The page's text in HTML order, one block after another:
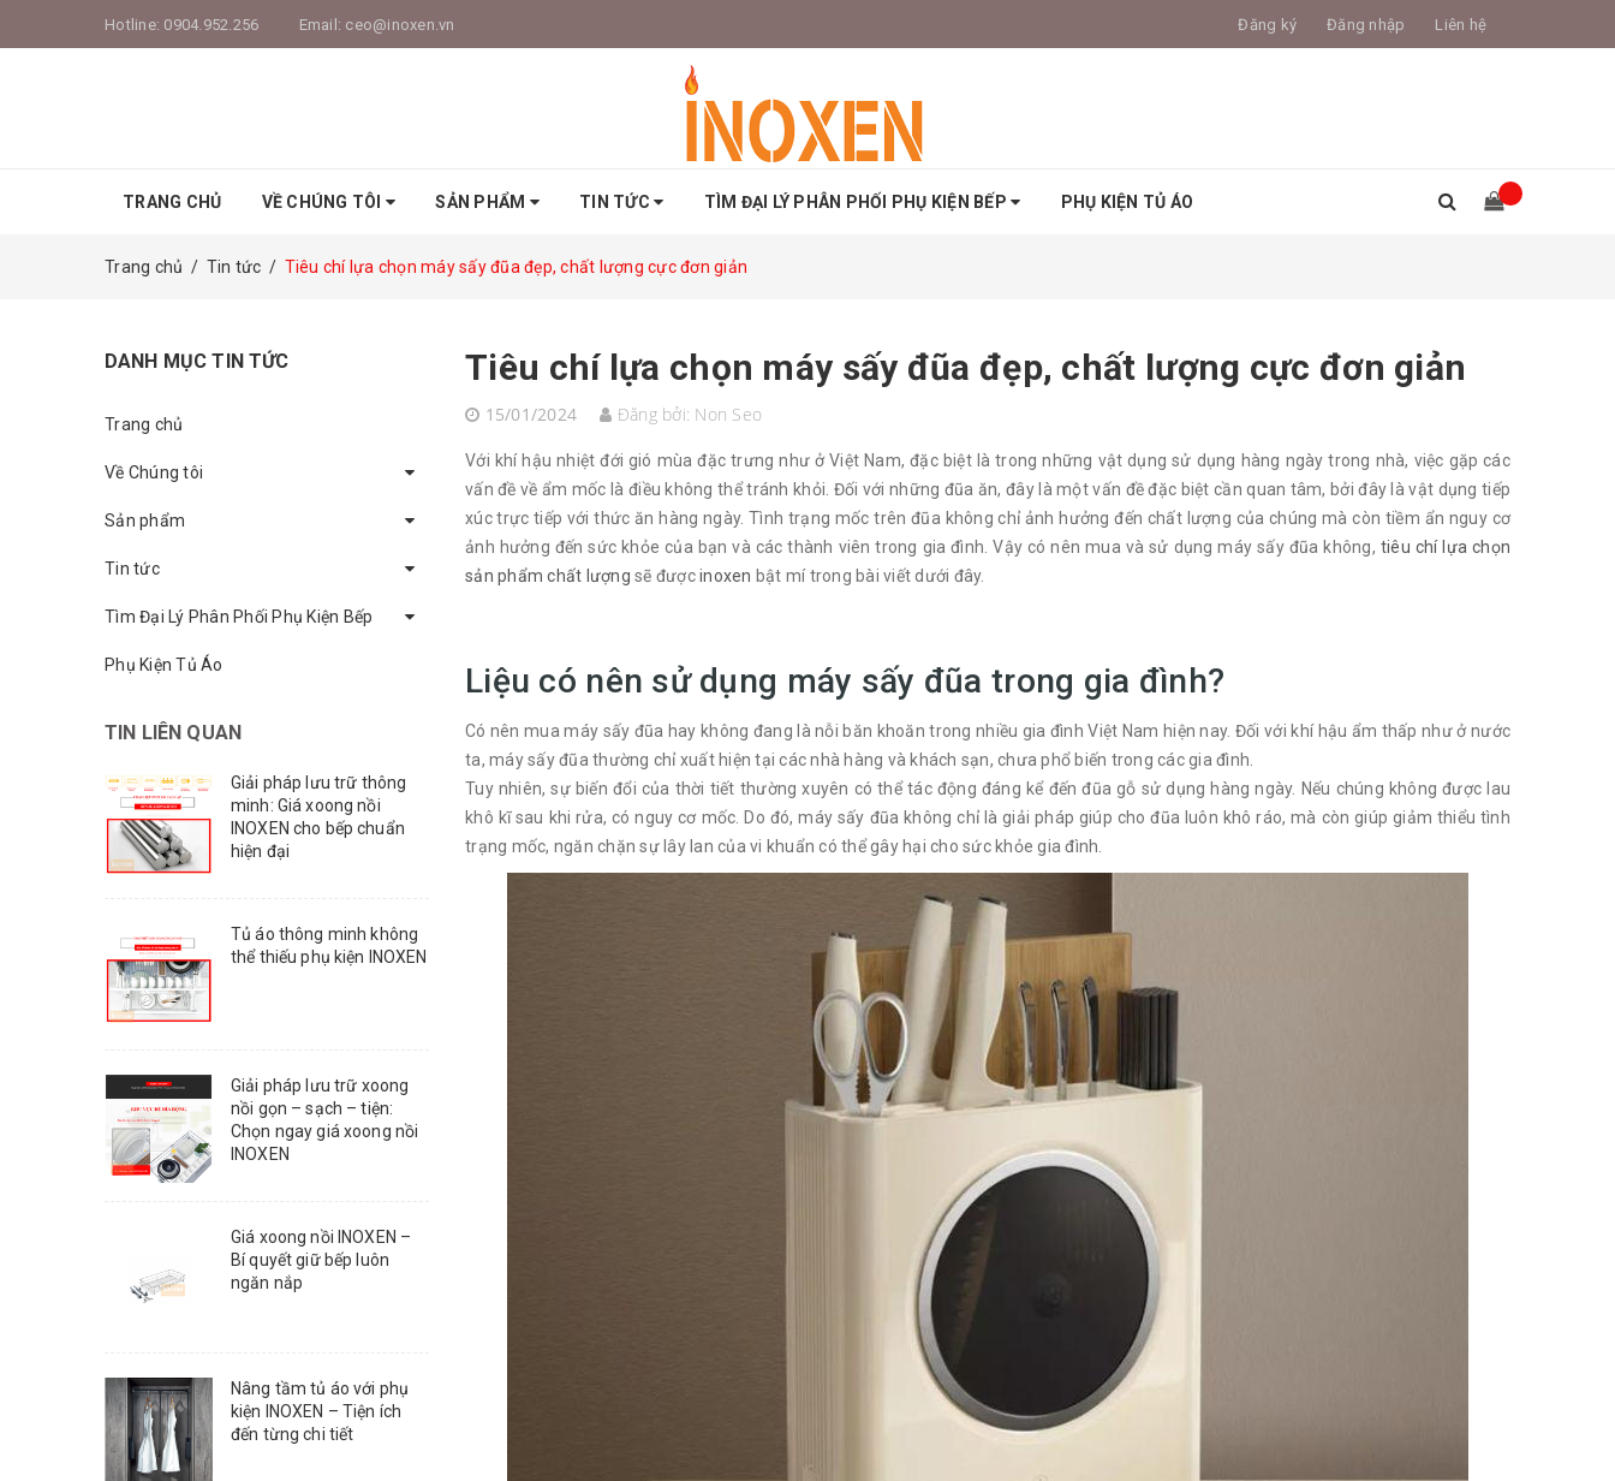
Hotline: 0904.952.256 Email: ceo@inoxen.vn Đăng ký Đăng nhập Liên hệ
TRANG CHỦ VỀ CHÚNG TÔI SẢN PHẨM TIN TỨC TÌM ĐẠI LÝ PHÂN PHỐI PHỤ KIỆN BẾP PHỤ KIỆN TỦ ÁO
Trang chủ / Tin tức / Tiêu chí lựa chọn máy sấy đũa đẹp, chất lượng cực đơn giản
Tiêu chí lựa chọn máy sấy đũa đẹp, chất lượng cực đơn giản
15/01/2024 Đăng bởi: Non Seo
Với khí hậu nhiệt đới gió mùa đặc trưng như ở Việt Nam, đặc biệt là trong những vật dụng sử dụng hàng ngày trong nhà, việc gặp các
vấn đề về ẩm mốc là điều không thể tránh khỏi. Đối với những đũa ăn, đây là một vấn đề đặc biệt cần quan tâm, bởi đây là vật dụng tiếp
xúc trực tiếp với thức ăn hàng ngày. Tình trạng mốc trên đũa không chỉ ảnh hưởng đến chất lượng của chúng mà còn tiềm ẩn nguy cơ
ảnh hưởng đến sức khỏe của bạn và các thành viên trong gia đình. Vậy có nên mua và sử dụng máy sấy đũa không, tiêu chí lựa chọn
sản phẩm chất lượng sẽ đượcinoxen bật mí trong bài viết dưới đây.
Liệu có nên sử dụng máy sấy đũa trong gia đình?
Có nên mua máy sấy đũa hay không đang là nỗi băn khoăn trong nhiều gia đình Việt Nam hiện nay. Đối với khí hậu ẩm thấp như ở nước
ta, máy sấy đũa thường chỉ xuất hiện tại các nhà hàng và khách sạn, chưa phổ biến trong các gia đình.
Tuy nhiên, sự biến đổi của thời tiết thường xuyên có thể tác động đáng kể đến đũa gỗ sử dụng hàng ngày. Nếu chúng không được lau
khô kĩ sau khi rửa, có nguy cơ mốc. Do đó, máy sấy đũa không chỉ là giải pháp giúp cho đũa luôn khô ráo, mà còn giúp giảm thiểu tình
trạng mốc, ngăn chặn sự lây lan của vi khuẩn có thể gây hại cho sức khỏe gia đình.
DANH MỤC TIN TỨC
Trang chủ
Về Chúng tôi
Sản phẩm
Tin tức
Tìm Đại Lý Phân Phối Phụ Kiện Bếp
Phụ Kiện Tủ Áo
TIN LIÊN QUAN
Giải pháp lưu trữ thông
minh: Giá xoong nồi
INOXEN cho bếp chuẩn
hiện đại
Tủ áo thông minh không
thể thiếu phụ kiện INOXEN
Giải pháp lưu trữ xoong
nồi gọn – sạch – tiện:
Chọn ngay giá xoong nồi
INOXEN
Giá xoong nồi INOXEN –
Bí quyết giữ bếp luôn
ngăn nắp
Nâng tầm tủ áo với phụ
kiện INOXEN – Tiện ích
đến từng chi tiết